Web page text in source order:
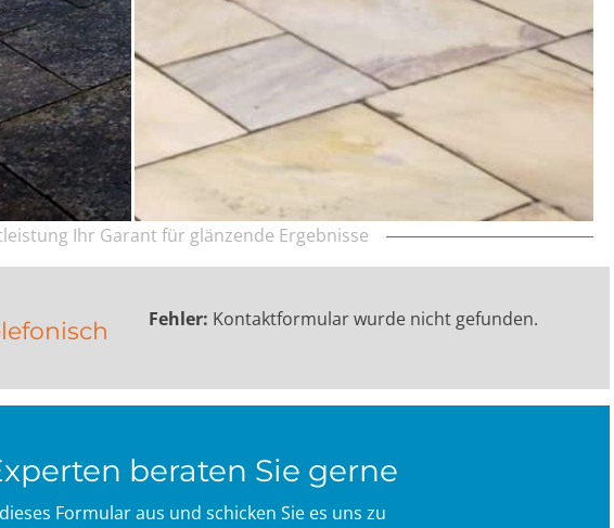
Ihr Garant für glänzende Ergebnisse
Fehler: Kontaktformular wurde nicht gefunden.
beraten Sie gerne
Formular aus und schicken Sie es uns zu